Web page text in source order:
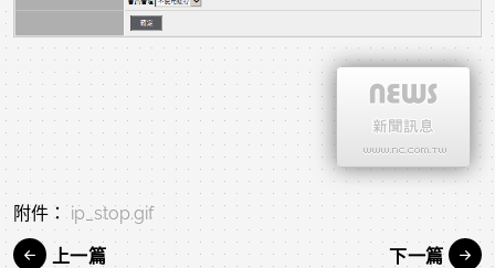
附件： ip_stop.gif
上一篇 下一篇